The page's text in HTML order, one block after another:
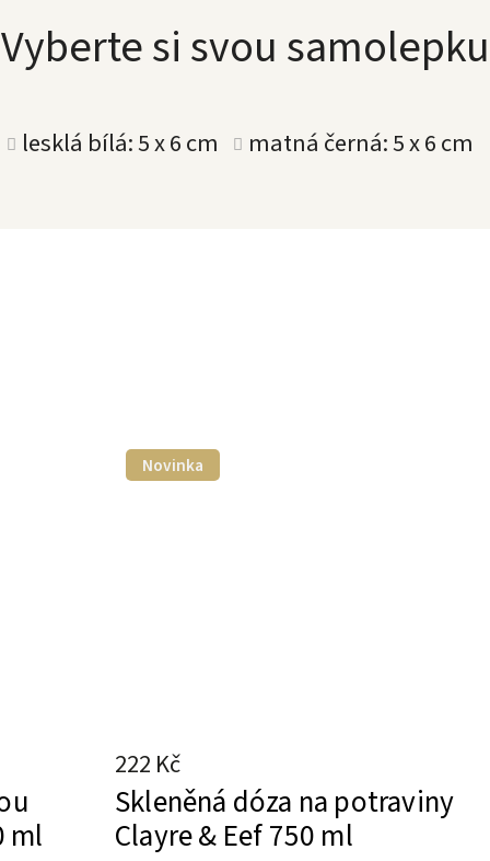
Vyberte si svou samolepku
lesklá bílá: 5 x 6 cm matná černá: 5 x 6 cm
ml
Novinka
Skleněná dóza na potraviny
Clayre & Eef 750 ml
222 Kč